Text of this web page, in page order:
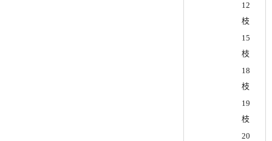
12
枝
15
枝
18
枝
19
枝
20